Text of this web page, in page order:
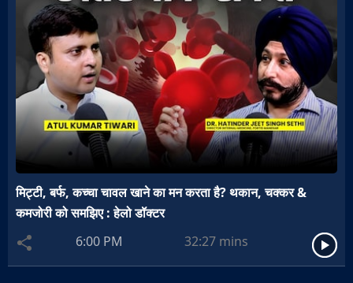
मिट्टी, बर्फ, कच्चा चावल खाने का मन करता है? थकान, चक्कर &
कमजोरी को समझिए : हेलो डॉक्टर
6:00 PM
32:27 mins